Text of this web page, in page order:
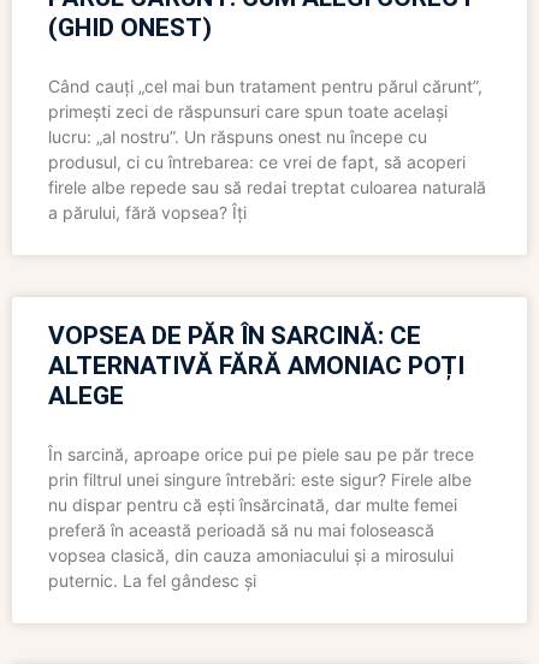
(GHID ONEST)
Când cauți „cel mai bun tratament pentru părul cărunt”,
primești zeci de răspunsuri care spun toate același
lucru: „al nostru”. Un răspuns onest nu începe cu
produsul, ci cu întrebarea: ce vrei de fapt, să acoperi
firele albe repede sau să redai treptat culoarea naturală
a părului, fără vopsea? Îți
VOPSEA DE PĂR ÎN SARCINĂ: CE
ALTERNATIVĂ FĂRĂ AMONIAC POȚI
ALEGE
În sarcină, aproape orice pui pe piele sau pe păr trece
prin filtrul unei singure întrebări: este sigur? Firele albe
nu dispar pentru că ești însărcinată, dar multe femei
preferă în această perioadă să nu mai folosească
vopsea clasică, din cauza amoniacului și a mirosului
puternic. La fel gândesc și